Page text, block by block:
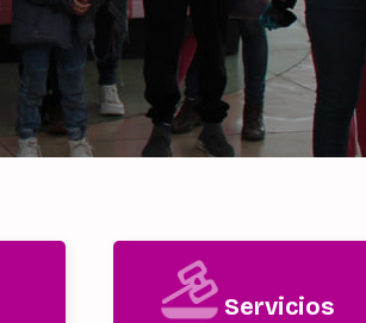
Servicios